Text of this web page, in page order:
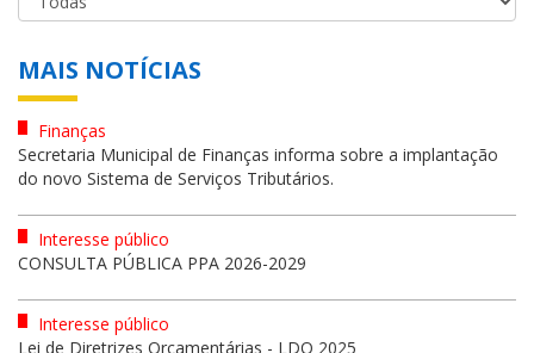
MAIS NOTÍCIAS
Finanças
Secretaria Municipal de Finanças informa sobre a implantação
do novo Sistema de Serviços Tributários.
Interesse público
CONSULTA PÚBLICA PPA 2026-2029
Interesse público
Lei de Diretrizes Orçamentárias - LDO 2025